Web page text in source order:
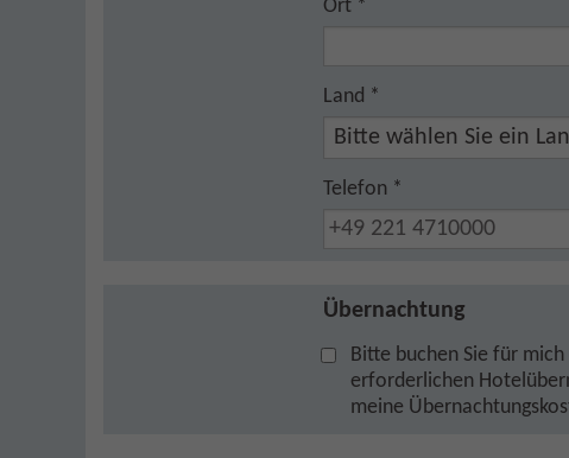
Ort *
Land *
Telefon *
Übernachtung
Bitte buchen Sie für
erforderlichen
meine